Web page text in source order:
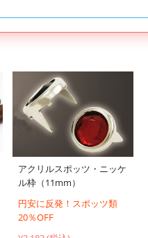
アクリルスポッツ・ニッケ
ル枠（11mm）
円安に反発！スポッツ類
20％OFF